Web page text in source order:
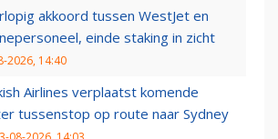
akkoord tussen WestJet en
einde staking in zicht
2026, 14:40
Airlines verplaatst komende
tussenstop op route naar Sydney